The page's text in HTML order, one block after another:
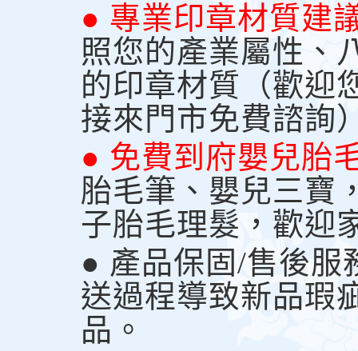
● 專業印章材質建
照您的產業屬性、
的印章材質（歡迎
接來門市免費諮詢
● 免費到府嬰兒胎
胎毛筆、嬰兒三寶
子胎毛理髮，歡迎
● 產品保固/售後服
送過程導致新品瑕
品。